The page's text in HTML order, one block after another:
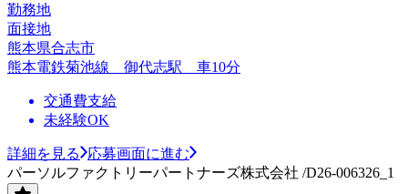
勤務地
面接地
熊本県合志市
熊本電鉄菊池線 御代志駅 車10分
交通費支給
未経験OK
詳細を見る
応募画面に進む
パーソルファクトリーパートナーズ株式会社 /D26-006326_1